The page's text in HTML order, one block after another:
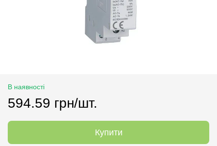
В наявності
594.59 грн/шт.
Купити